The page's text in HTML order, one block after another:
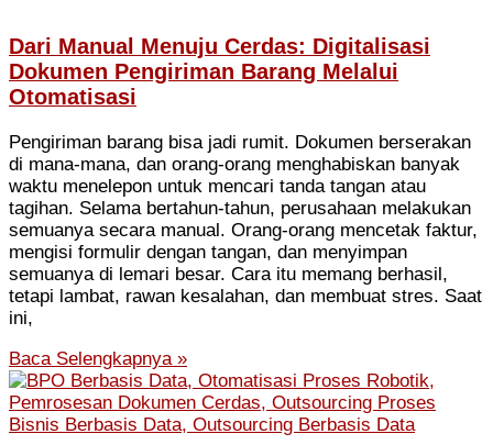
Dari Manual Menuju Cerdas: Digitalisasi
Dokumen Pengiriman Barang Melalui
Otomatisasi
Pengiriman barang bisa jadi rumit. Dokumen berserakan
di mana-mana, dan orang-orang menghabiskan banyak
waktu menelepon untuk mencari tanda tangan atau
tagihan. Selama bertahun-tahun, perusahaan melakukan
semuanya secara manual. Orang-orang mencetak faktur,
mengisi formulir dengan tangan, dan menyimpan
semuanya di lemari besar. Cara itu memang berhasil,
tetapi lambat, rawan kesalahan, dan membuat stres. Saat
ini,
Baca Selengkapnya »